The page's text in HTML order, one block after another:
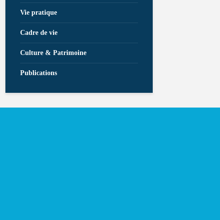
Vie pratique
Cadre de vie
Culture & Patrimoine
Publications